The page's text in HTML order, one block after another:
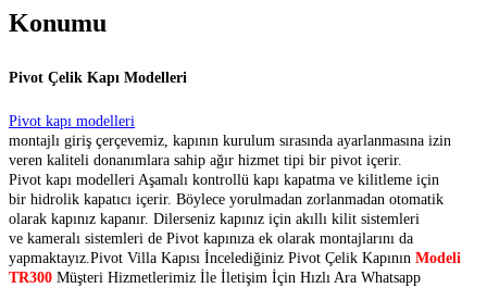
Konumu
Pivot Çelik Kapı Modelleri
Pivot kapı modelleri
montajlı giriş çerçevemiz, kapının kurulum sırasında ayarlanmasına izin
veren kaliteli donanımlara sahip ağır hizmet tipi bir pivot içerir.
Pivot kapı modelleri Aşamalı kontrollü kapı kapatma ve kilitleme için
bir hidrolik kapatıcı içerir. Böylece yorulmadan zorlanmadan otomatik
olarak kapınız kapanır. Dilerseniz kapınız için akıllı kilit sistemleri
ve kameralı sistemleri de Pivot kapınıza ek olarak montajlarını da
yapmaktayız.Pivot Villa Kapısı İncelediğiniz Pivot Çelik Kapının Modeli
TR300 Müşteri Hizmetlerimiz İle İletişim İçin Hızlı Ara Whatsapp